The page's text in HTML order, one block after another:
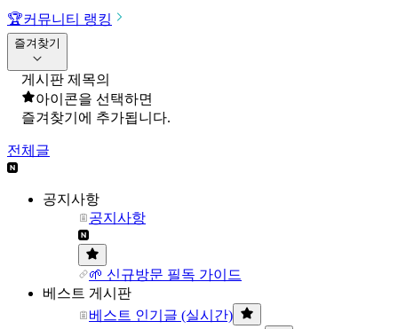
🏆커뮤니티 랭킹
즐겨찾기
게시판 제목의
아이콘을 선택하면
즐겨찾기에 추가됩니다.
전체글
공지사항
공지사항
🌱 신규방문 필독 가이드
베스트 게시판
베스트 인기글 (실시간)